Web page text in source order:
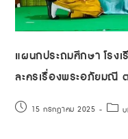
แผนกประถมศึกษา โรง
ละครเรื่องพระอภัยมณี
15 กรกฎาคม 2025